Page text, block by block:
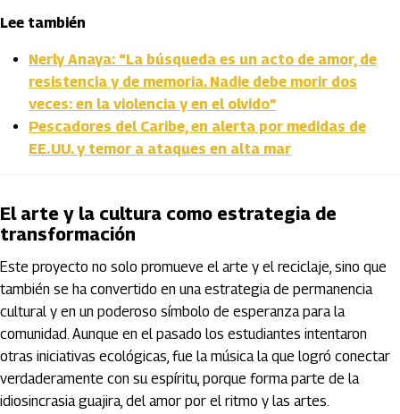
Lee también
Nerly Anaya: “La búsqueda es un acto de amor, de
resistencia y de memoria. Nadie debe morir dos
veces: en la violencia y en el olvido”
Pescadores del Caribe, en alerta por medidas de
EE. UU. y temor a ataques en alta mar
El arte y la cultura como estrategia de
transformación
Este proyecto no solo promueve el arte y el reciclaje, sino que
también se ha convertido en una estrategia de permanencia
cultural y en un poderoso símbolo de esperanza para la
comunidad. Aunque en el pasado los estudiantes intentaron
otras iniciativas ecológicas, fue la música la que logró conectar
verdaderamente con su espíritu, porque forma parte de la
idiosincrasia guajira, del amor por el ritmo y las artes.